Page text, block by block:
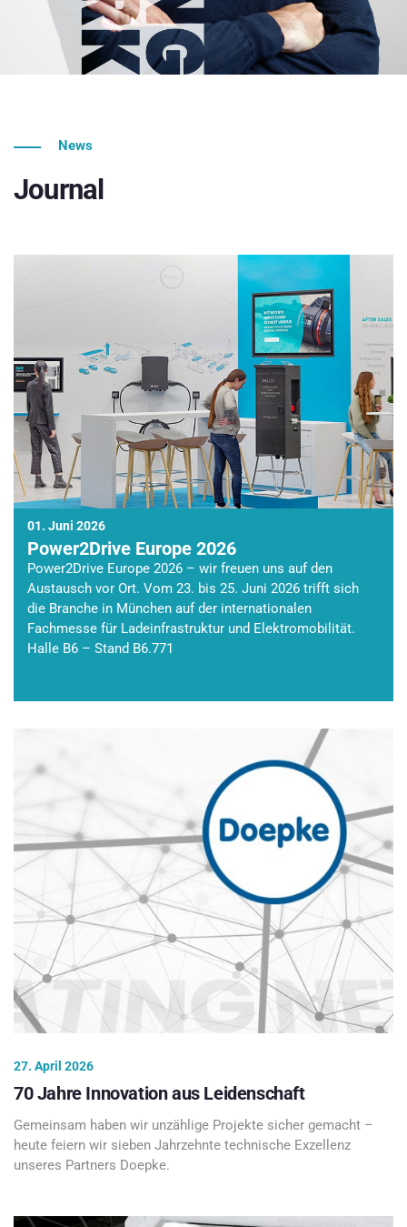
News
Journal
01. Juni 2026
Power2Drive Europe 2026
Power2Drive Europe 2026 – wir freuen uns auf den
Austausch vor Ort. Vom 23. bis 25. Juni 2026 trifft sich
die Branche in München auf der internationalen
Fachmesse für Ladeinfrastruktur und Elektromobilität.
Halle B6 – Stand B6.771
27. April 2026
70 Jahre Innovation aus Leidenschaft
Gemeinsam haben wir unzählige Projekte sicher gemacht –
heute feiern wir sieben Jahrzehnte technische Exzellenz
unseres Partners Doepke.